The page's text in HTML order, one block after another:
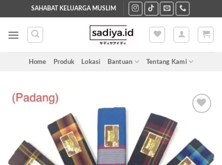
to
content
SAHABAT KELUARGA MUSLIM
Home Produk Lokasi Bantuan Tentang Kami